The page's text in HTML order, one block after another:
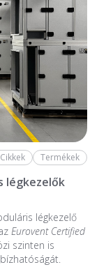
Cikkek Termékek
légkezelők
légkezelő
Eurovent Certified
szinten is